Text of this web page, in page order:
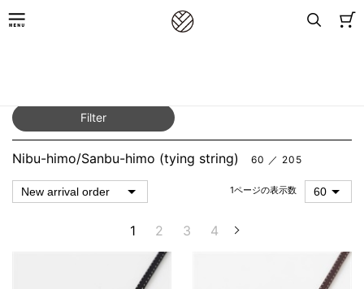
Filter
Nibu-himo/Sanbu-himo (tying string) 60 ／ 205
1ページの表示数
1 2 3 4